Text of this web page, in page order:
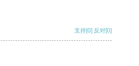
支持[0] 反对[0]